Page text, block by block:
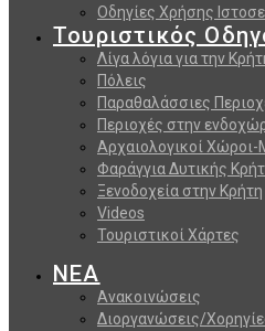
Οδηγίες Χρήσης
Τουριστικός
Λίγα λόγια για την
Πόλεις
Παραθαλάσσιες
Περιοχές στην
Αρχαιολογικοί
Φαράγγια Δυτικής
Ξενοδοχεία στην Κρήτη
Videos
Τουριστικοί Χάρτες
ΝΕΑ
Ανακοινώσεις
Διοργανώσεις/